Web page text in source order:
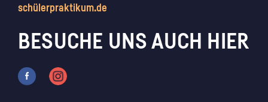
schülerpraktikum.de
BESUCHE UNS AUCH HIER